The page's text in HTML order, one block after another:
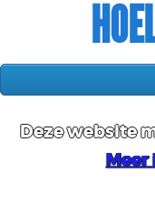
Deze website